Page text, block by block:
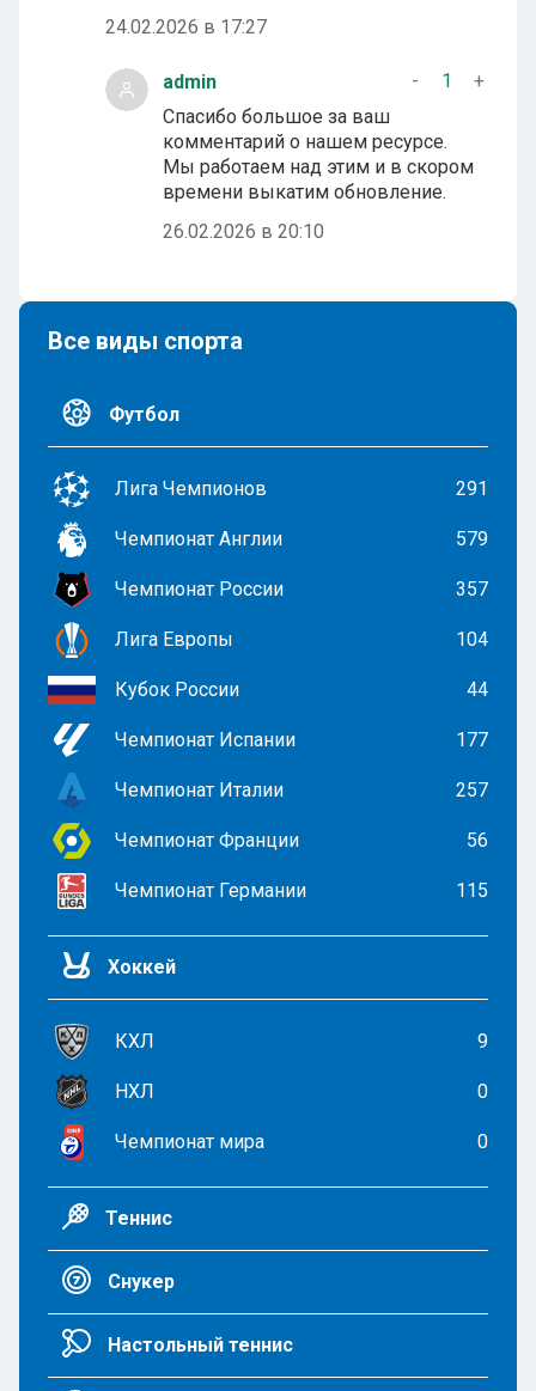
24.02.2026 в 17:27
admin - 1
+
Спасибо большое за ваш
комментарий о нашем ресурсе.
Мы работаем над этим и в скором
времени выкатим обновление.
26.02.2026 в 20:10
Все виды спорта
Футбол
Лига Чемпионов 291
Чемпионат Англии 579
Чемпионат России 357
Лига Европы 104
Кубок России 44
Чемпионат Испании 177
Чемпионат Италии 257
Чемпионат Франции 56
Чемпионат Германии 115
Хоккей
КХЛ 9
НХЛ 0
Чемпионат мира 0
Теннис
Снукер
Настольный теннис